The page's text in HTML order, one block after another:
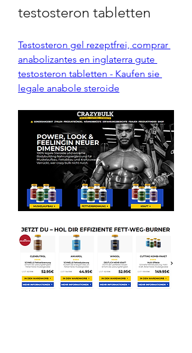
testosteron tabletten
Testosteron gel rezeptfrei, comprar
anabolizantes en inglaterra gute
testosteron tabletten - Kaufen sie
legale anabole steroide